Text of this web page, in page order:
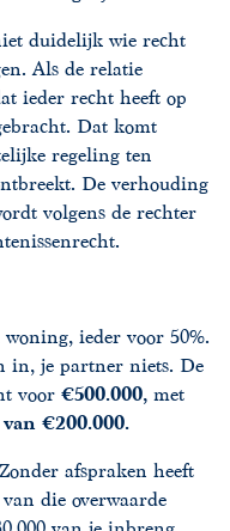
duidelijk wie recht
Als de relatie
ieder recht heeft op
Dat komt
regeling ten
De verhouding
volgens de rechter
ieder voor 50%.
in, je partner niets. De
voor €500.000, met
€200.000.
Zonder afspraken heeft
die overwaarde